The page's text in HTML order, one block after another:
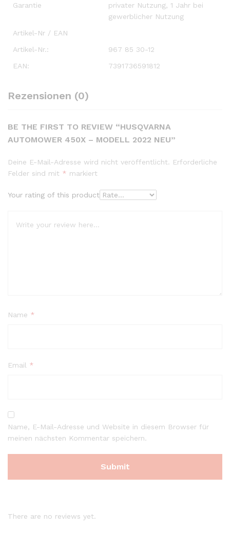
Garantie
privater Nutzung, 1 Jahr bei
gewerblicher Nutzung
Artikel-Nr / EAN
Artikel-Nr.:
967 85 30-12
EAN:
7391736591812
Rezensionen (0)
BE THE FIRST TO REVIEW “HUSQVARNA
AUTOMOWER 450X – MODELL 2022 NEU”
Deine E-Mail-Adresse wird nicht veröffentlicht. Erforderliche
Felder sind mit * markiert
Your rating of this product
Name *
Email *
Name, E-Mail-Adresse und Website in diesem Browser für
meinen nächsten Kommentar speichern.
There are no reviews yet.